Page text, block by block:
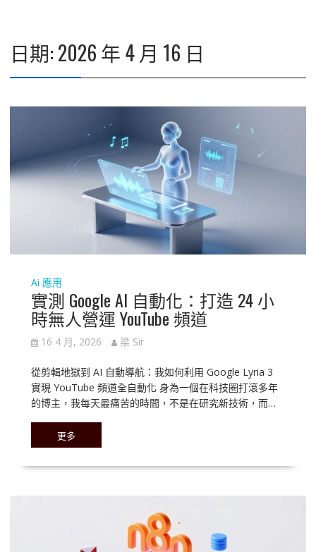
日期:2026 年 4 月 16 日
Ai 應用
實測 Google AI 自動化：打造 24 小
時無人營運 YouTube 頻道
16 4 月, 2026 梁 Sir
從剪輯地獄到 AI 自動導航：我如何利用 Google Lyria 3
實現 YouTube 頻道全自動化 身為一個在科技圈打滾多年
的博主，我每天最痛苦的時間，不是在研究新技術，而…
更多